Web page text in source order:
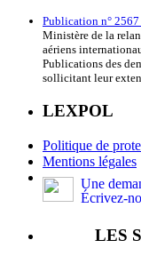
Publication n°
Ministère de la
aériens
Publications des
sollicitant leur
LEXPOL
Politique de
Mentions légales
Une
Écrivez-
LES